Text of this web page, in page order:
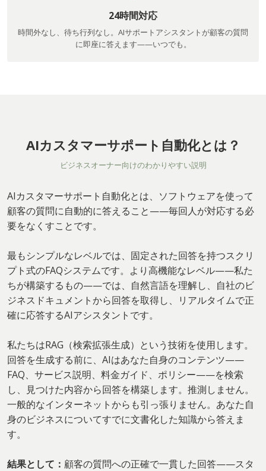
24時間対応
時間外なし、待ち行列なし。AIサポートアシスタントが顧客の質問
に即座に答えます——いつでも。
AIカスタマーサポート自動化とは？
ビジネスオーナー向けのわかりやすい説明
AIカスタマーサポート自動化とは、ソフトウェアを使って
顧客の質問に自動的に答えること——毎回人が対応する必
要をなくすことです。
最もシンプルなレベルでは、固定された回答を持つスクリ
プト式のFAQシステムです。より高機能なレベル——私た
ちが構築するもの——では、自然言語を理解し、自社のビ
ジネスドキュメントから回答を取得し、リアルタイムで正
確に応答するAIアシスタントです。
私たちはRAG（検索拡張生成）という技術を使用します。
回答を生成する前に、AIはあなた自身のコンテンツ——
FAQ、サービス説明、料金ガイド、ポリシー——を検索
し、見つけた内容から回答を構築します。推測しません。
一般的なインターネットからも引っ張りません。あなた自
身のビジネスについてすでに文書化した知識から答えま
す。
結果として： 顧客の質問への正確で一貫した回答——スタ